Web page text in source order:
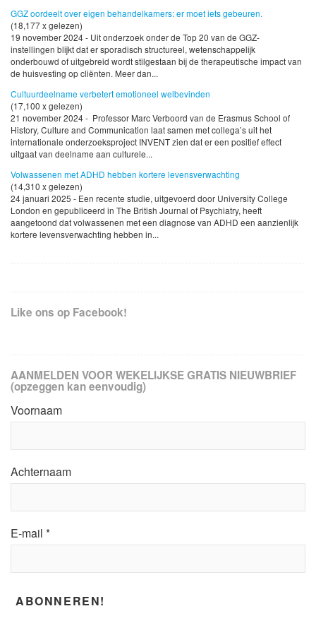
GGZ oordeelt over eigen behandelkamers: er moet iets gebeuren.
(18,177 x gelezen)
19 november 2024 - Uit onderzoek onder de Top 20 van de GGZ-
instellingen blijkt dat er sporadisch structureel, wetenschappelijk
onderbouwd of uitgebreid wordt stilgestaan bij de therapeutische impact van
de huisvesting op cliënten. Meer dan...
Cultuurdeelname verbetert emotioneel welbevinden
(17,100 x gelezen)
21 november 2024 - Professor Marc Verboord van de Erasmus School of
History, Culture and Communication laat samen met collega’s uit het
internationale onderzoeksproject INVENT zien dat er een positief effect
uitgaat van deelname aan culturele...
Volwassenen met ADHD hebben kortere levensverwachting
(14,310 x gelezen)
24 januari 2025 - Een recente studie, uitgevoerd door University College
London en gepubliceerd in The British Journal of Psychiatry, heeft
aangetoond dat volwassenen met een diagnose van ADHD een aanzienlijk
kortere levensverwachting hebben in...
Like ons op Facebook!
AANMELDEN VOOR WEKELIJKSE GRATIS NIEUWBRIEF
(opzeggen kan eenvoudig)
Voornaam
Achternaam
E-mail *